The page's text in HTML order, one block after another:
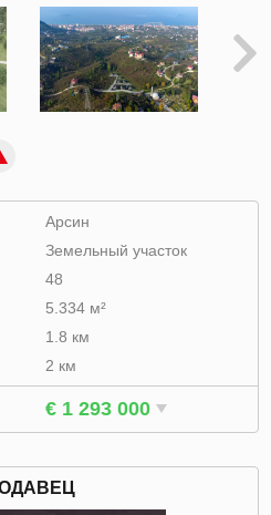
Арсин
Земельный участок
48
5.334 м²
1.8 км
2 км
€ 1 293 000